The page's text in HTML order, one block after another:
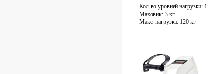
Кол-во уровней нагрузки: 1
Маховик: 3 кг
Макс. нагрузка: 120 кг